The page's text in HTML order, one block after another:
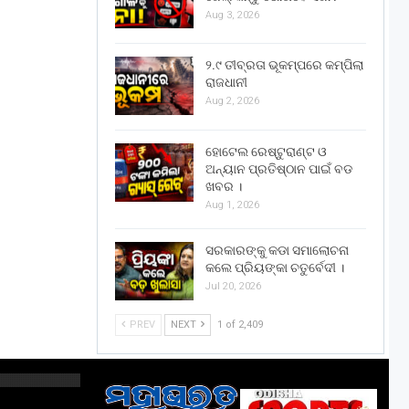
Aug 3, 2026
୨.୯ ତୀବ୍ରତା ଭୂକମ୍ପରେ କମ୍ପିଲା
ରାଜଧାନୀ
Aug 2, 2026
ହୋଟେଲ ରେଷ୍ଟୁରାଣ୍ଟ ଓ
ଅନ୍ୟାନ ପ୍ରତିଷ୍ଠାନ ପାଇଁ ବଡ
ଖବର ।
Aug 1, 2026
ସରକାରଙ୍କୁ କଡା ସମାଲୋଚନା
କଲେ ପ୍ରିୟଙ୍କା ଚତୁର୍ବେଦୀ ।
Jul 20, 2026
PREV NEXT 1 of 2,409